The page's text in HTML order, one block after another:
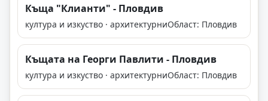
Къща "Клианти" - Пловдив
култура и изкуство · архитектурниОбласт: Пловдив
Къщата на Георги Павлити - Пловдив
култура и изкуство · архитектурниОбласт: Пловдив